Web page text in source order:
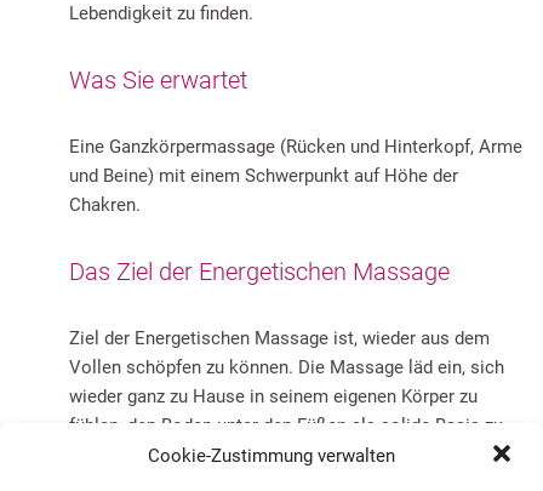
Cookie-Zustimmung verwalten
Lebendigkeit zu finden.
Was Sie erwartet
Eine Ganzkörpermassage (Rücken und Hinterkopf, Arme
und Beine) mit einem Schwerpunkt auf Höhe der
Chakren.
Das Ziel der Energetischen Massage
Ziel der Energetischen Massage ist, wieder aus dem
Vollen schöpfen zu können. Die Massage läd ein, sich
wieder ganz zu Hause in seinem eigenen Körper zu
fühlen, den Boden unter den Füßen als solide Basis zu
spüren und die Kraft zu spüren, Ideen wieder in Taten